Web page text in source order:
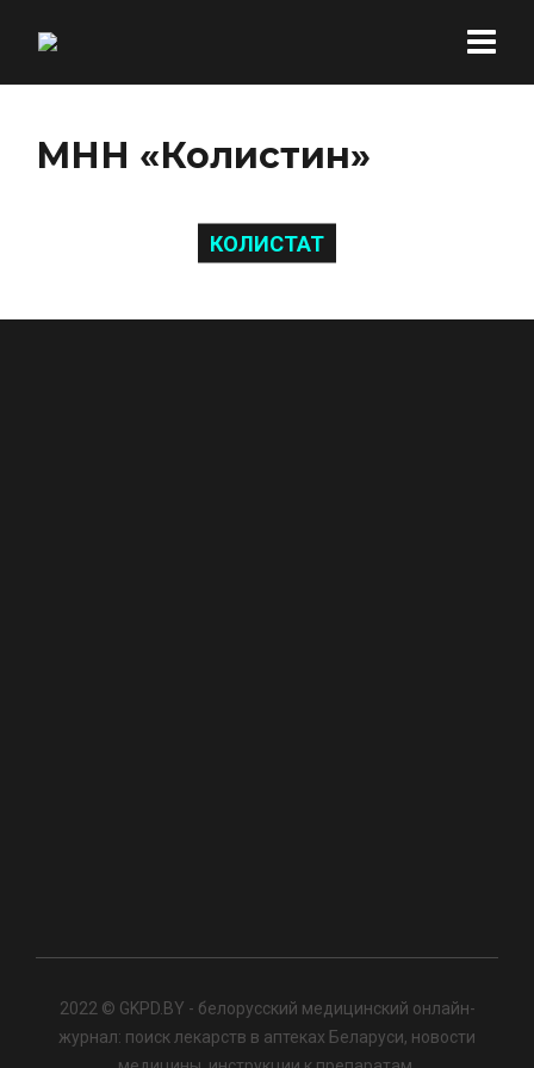
МНН «Колистин»
КОЛИСТАТ
2022 © GKPD.BY - белорусский медицинский онлайн-
журнал: поиск лекарств в аптеках Беларуси, новости